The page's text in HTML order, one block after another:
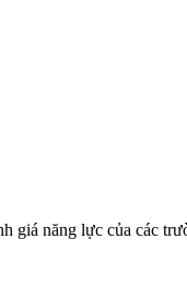
giá năng lực của các